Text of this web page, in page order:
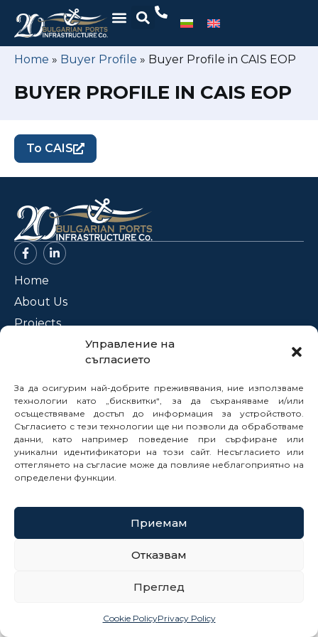
Управление на
съгласието
За да осигурим най-добрите преживявания, ние използваме
технологии като „бисквитки“, за да съхраняваме и/или
осъществяваме достъп до информация за устройството.
Съгласието с тези технологии ще ни позволи да обработваме
данни, като например поведение при сърфиране или
уникални идентификатори на този сайт. Несъгласието или
оттеглянето на съгласие може да повлияе неблагоприятно на
определени функции.
Приемам
Отказвам
Преглед
Cookie PolicyPrivacy Policy
Home » Buyer Profile » Buyer Profile in CAIS EOP
BUYER PROFILE IN CAIS EOP
To CAIS
Home
About Us
Projects
Legal Framework
Electronic Services
Buyer Profile
Careers
Contacts
Reports
© 2025
Cookie Policy